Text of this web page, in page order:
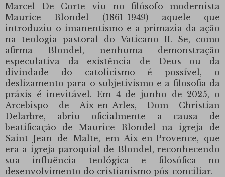
Marcel De Corte viu no filósofo modernista
Maurice Blondel (1861-1949) aquele que
introduziu o imanentismo e a primazia da ação
na teologia pastoral do Vaticano II.
Se, como
afirma Blondel, nenhuma demonstração
especulativa da existência de Deus ou da
divindade do catolicismo é possível, o
deslizamento para o subjetivismo e a filosofia da
práxis é inevitável. Em 4 de junho de 2025, o
Arcebispo de Aix-en-Arles, Dom Christian
Delarbre, abriu oficialmente a causa de
beatificação de Maurice Blondel na igreja de
Saint Jean de Malte, em Aix-en-Provence, que
era a igreja paroquial de Blondel, reconhecendo
sua influência teológica e filosófica no
desenvolvimento do cristianismo pós-conciliar.